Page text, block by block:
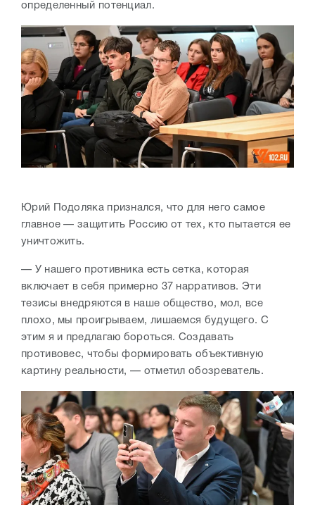
определенный потенциал.
Юрий Подоляка признался, что для него самое
главное — защитить Россию от тех, кто пытается ее
уничтожить.
— У нашего противника есть сетка, которая
включает в себя примерно 37 нарративов. Эти
тезисы внедряются в наше общество, мол, все
плохо, мы проигрываем, лишаемся будущего. С
этим я и предлагаю бороться. Создавать
противовес, чтобы формировать объективную
картину реальности, — отметил обозреватель.